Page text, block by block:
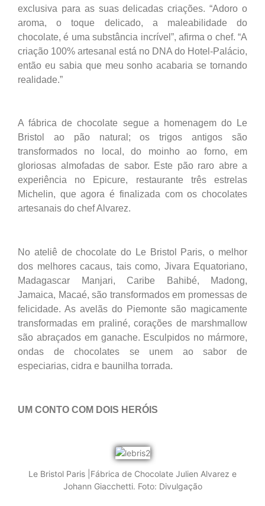
exclusiva para as suas delicadas criações. “Adoro o
aroma, o toque delicado, a maleabilidade do
chocolate, é uma substância incrível”, afirma o chef. “A
criação 100% artesanal está no DNA do Hotel-Palácio,
então eu sabia que meu sonho acabaria se tornando
realidade.”
A fábrica de chocolate segue a homenagem do Le
Bristol ao pão natural; os trigos antigos são
transformados no local, do moinho ao forno, em
gloriosas almofadas de sabor. Este pão raro abre a
experiência no Epicure, restaurante três estrelas
Michelin, que agora é finalizada com os chocolates
artesanais do chef Alvarez.
No ateliê de chocolate do Le Bristol Paris, o melhor
dos melhores cacaus, tais como, Jivara Equatoriano,
Madagascar Manjari, Caribe Bahibé, Madong,
Jamaica, Macaé, são transformados em promessas de
felicidade. As avelãs do Piemonte são magicamente
transformadas em praliné, corações de marshmallow
são abraçados em ganache. Esculpidos no mármore,
ondas de chocolates se unem ao sabor de
especiarias, cidra e baunilha torrada.
UM CONTO COM DOIS HERÓIS
Le Bristol Paris |Fábrica de Chocolate Julien Alvarez e
Johann Giacchetti. Foto: Divulgação